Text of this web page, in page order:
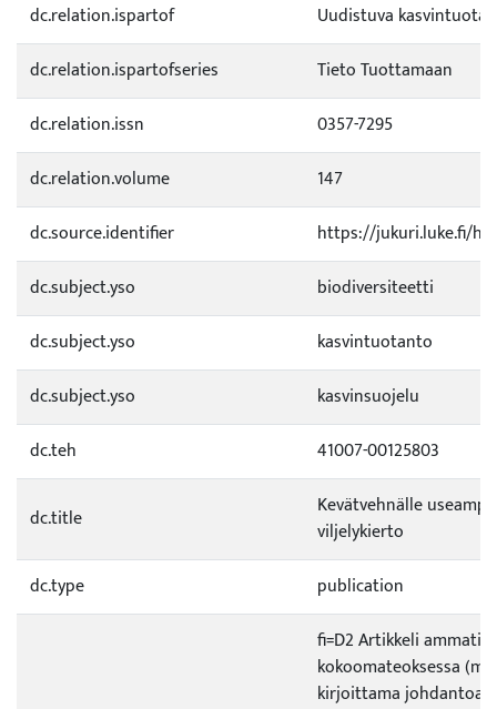
dc.relation.ispartof
Uudistuva
dc.relation.ispartofseries
Tieto Tuottamaan
dc.relation.issn
0357-7295
dc.relation.volume
147
dc.source.identifier
https://jukuri.luke.fi/
dc.subject.yso
biodiversiteetti
dc.subject.yso
kasvintuotanto
dc.subject.yso
kasvinsuojelu
dc.teh
41007-00125803
dc.title
Kevätvehnälle
viljelykierto
dc.type
publication
fi=D2 Artikkeli
kokoomateoksessa
kirjoittama